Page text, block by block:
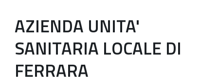
AZIENDA UNITA'
SANITARIA LOCALE DI
FERRARA